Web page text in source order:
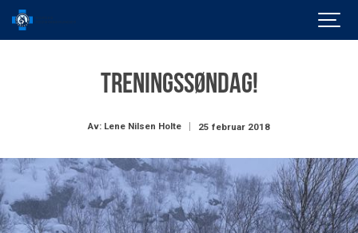
Treningssøndag!
Av: Lene Nilsen Holte 25 februar 2018